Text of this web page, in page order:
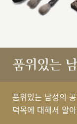
품위있는
품위있는 남성의
덕목에 대해서 알